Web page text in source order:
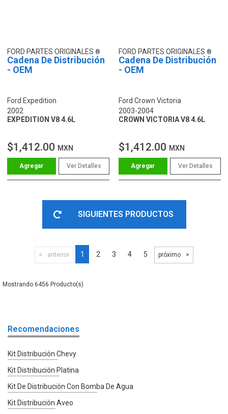
FORD PARTES ORIGINALES
Cadena De Distribución
- OEM
Ford Expedition
2002
EXPEDITION V8 4.6L
$1,412.00 MXN
Ver Detalles
FORD PARTES ORIGINALES
Cadena De Distribución
- OEM
Ford Crown Victoria
2003-2004
CROWN VICTORIA V8 4.6L
$1,412.00 MXN
Ver Detalles
SIGUIENTES PRODUCTOS
anterior 1 2 3 4 5 próximo
6456
Recomendaciones
Kit Distribución Chevy
Kit Distribución Platina
Kit De Distribución Con Bomba De Agua
Kit Distribución Aveo